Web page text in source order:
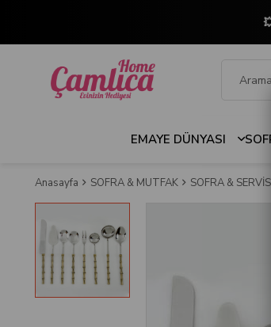
EMAYE DÜNYASI
Anasayfa SOFRA & MUTFAK SOFRA & SERVİS